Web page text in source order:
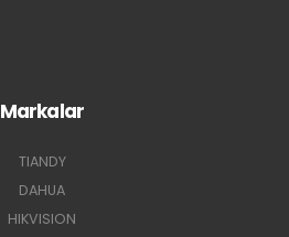
Markalar
TIANDY
DAHUA
HIKVISION